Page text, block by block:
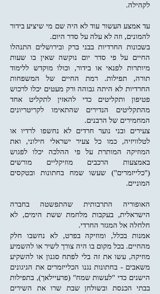
לקהילה.
עד אמצע העשור עוד לא היה שם מי שיציע בידור
להמונים, וזה לא עלה על סדר היום.
בשכונות החרדיות בבני ברק ובירושלים התנהלו
החיים על פי סדר יום נוקשה שאין בו שעות
מיותרות לפנאי או בידור, וכולו מוקדש ללימוד
תורה, תפילות. רמת החיים של המשפחות
החרדיות לא היתה גבוהה ורק מעטים יכלו לרכוש
פטיפון ותקליטים כדי להאזין לתקליט אחד
מהתקליטים הנדירים שהתאימו לקריטריונים
המחמירים של הרבנים.
צעירים ובני נוער חרדים לא נחשפו לרדיו או
לטלוויזיה, כמו כל צעיר ישראלי חילוני, ואת
המוזיקה המותרת על פי ההלכה יכלו לפגוש
באמצעות הרכבים מוזיקליים מורשים
("כלייזמרים") שעשו שמח בחתונות ובטקסים
המוניים.
האופוריה התרבותית שהתפשטה בחברה
הישראלית, בעקבות מלחמת ששת הימים, לא
חלחלה אל המגזר החרדי.
אמנות בכלל, ומוזיקה בפרט, לא נחשבו חלק
מהחיים. בכל מקום בו היה צורך לשיר או להשמיע
מוזיקה, עשו את זה בלי לפתח סגנון או להשקיע
משאבים - בחתונות נגנו הכלייזמרים את הניגונים
הישנים כדי "לעשות שמח" (פרעיילאך), בתפילות
בבתי הכנסת ובשולחן שבת שרו את השירים